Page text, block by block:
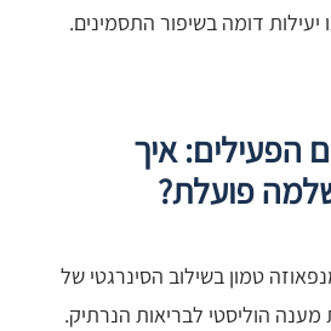
יעילות דומה בשיפור התסמינים.
הפעילים: איך
פועלת?
טמון בשילוב הסינרגטי של
הוליסטי לבריאות הנרתיק.